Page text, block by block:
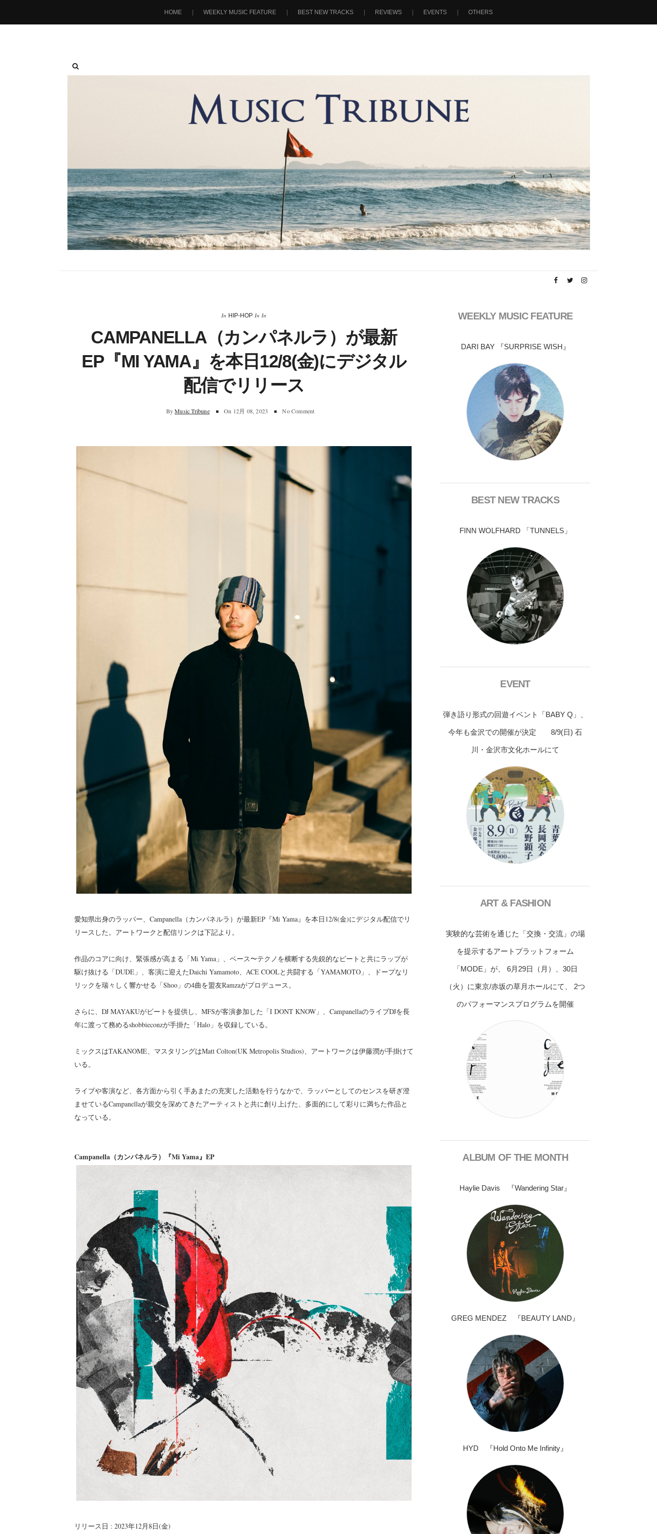
HOME WEEKLY MUSIC FEATURE BEST NEW TRACKS REVIEWS EVENTS OTHERS
In HIP-HOP In In
CAMPANELLA（カンパネルラ）が最新
EP『MI YAMA』を本日12/8(金)にデジタル
配信でリリース
By Music Tribune On 12月 08, 2023 No Comment
愛知県出身のラッパー、Campanella（カンパネルラ）が最新EP『Mi Yama』を本日12/8(金)にデジタル配信でリ
リースした。アートワークと配信リンクは下記より。
作品のコアに向け、緊張感が高まる「Mi Yama」、ベース〜テクノを横断する先鋭的なビートと共にラップが
駆け抜ける「DUDE」、客演に迎えたDaichi Yamamoto、ACE COOLと共闘する「YAMAMOTO」、ドープなリ
リックを瑞々しく響かせる「Shoo」の4曲を盟友Ramzaがプロデュース。
さらに、DJ MAYAKUがビートを提供し、MFSが客演参加した「I DONT KNOW」、CampanellaのライブDJを長
年に渡って務めるshobbieconzが手掛た「Halo」を収録している。
ミックスはTAKANOME、マスタリングはMatt Colton(UK Metropolis Studios)、アートワークは伊藤潤が手掛けて
いる。
ライブや客演など、各方面から引く手あまたの充実した活動を行うなかで、ラッパーとしてのセンスを研ぎ澄
ませているCampanellaが親交を深めてきたアーティストと共に創り上げた、多面的にして彩りに満ちた作品と
なっている。
Campanella（カンパネルラ）『Mi Yama』EP
リリース日 : 2023年12月8日(金)
WEEKLY MUSIC FEATURE
DARI BAY 『SURPRISE WISH』
BEST NEW TRACKS
FINN WOLFHARD 「TUNNELS」
EVENT
弾き語り形式の回遊イベント「BABY Q」、
今年も金沢での開催が決定 8/9(日) 石
川・金沢市文化ホールにて
ART & FASHION
実験的な芸術を通じた「交換・交流」の場
を提示するアートプラットフォーム
「MODE」が、 6月29日（月）、30日
（火）に東京/赤坂の草月ホールにて、 2つ
のパフォーマンスプログラムを開催
ALBUM OF THE MONTH
Haylie Davis 『Wandering Star』
GREG MENDEZ 『BEAUTY LAND』
HYD 『Hold Onto Me Infinity』